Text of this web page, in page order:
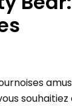
FlashGet
La sécurité
responsabilité.